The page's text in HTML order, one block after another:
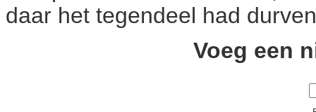
daar het tegendeel had
Voeg een